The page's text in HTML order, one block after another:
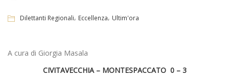
Dilettanti Regionali, Eccellenza, Ultim'ora
A cura di Giorgia Masala
CIVITAVECCHIA – MONTESPACCATO 0 – 3